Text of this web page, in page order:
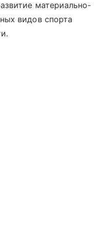
материально-
видов спорта